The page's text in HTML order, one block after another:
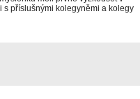
příslušnými kolegyněmi a kolegy